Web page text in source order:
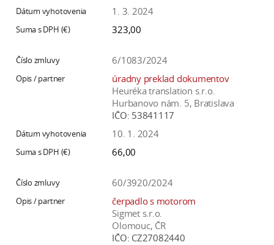
1. 3. 2024
323,00
6/1083/2024
úradny preklad dokumentov
Heuréka translation s.r.o.
Hurbanovo nám. 5, Bratislava
IČO: 53841117
10. 1. 2024
66,00
60/3920/2024
čerpadlo s motorom
Sigmet s.r.o.
Olomouc, ČR
IČO: CZ27082440